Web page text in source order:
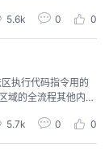
5.6k 0 0
域的全流程其他内存
5.7k 0 0